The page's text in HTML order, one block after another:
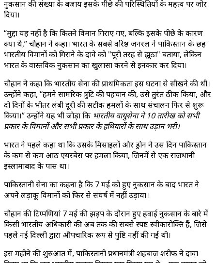
नुकसान की संख्या के बजाय इसके पीछे की परिस्थितियों के महत्व पर जोर
दिया।
“मुद्दा यह नहीं है कि कितने विमान गिराए गए, बल्कि इसके पीछे के कारण
क्या थे,” चौहान ने कहा। भारत के सबसे वरिष्ठ जनरल ने पाकिस्तान के छह
भारतीय विमानों को गिराने के दावे को "पूरी तरह से झूठा" बताया, लेकिन
भारत के वास्तविक नुकसान का खुलासा करने से इनकार कर दिया।
चौहान ने कहा कि भारतीय सेना की प्राथमिकता इस घटना से सीखने की थी।
उन्होंने कहा, “हमने सामरिक त्रुटि की पहचान की, उसे तुरंत ठीक किया, और
दो दिनों के भीतर लंबी दूरी की सटीक हमलों के साथ संचालन फिर से शुरू
किया।” उन्होंने यह भी जोड़ा कि भारतीय वायुसेना ने 10 तारीख को सभी
प्रकार के विमानों और सभी प्रकार के हथियारों के साथ उड़ान भरी।
भारत ने पहले कहा था कि उसके मिसाइलों और ड्रोन ने उस दिन पाकिस्तान
के कम से कम आठ एयरबेस पर हमला किया, जिनमें से एक राजधानी
इस्लामाबाद के पास था।
पाकिस्तानी सेना का कहना है कि 7 मई को हुए नुकसान के बाद भारत ने
अपने लड़ाकू विमानों को फिर से संघर्ष में नहीं उड़ाया।
चौहान की टिप्पणियां 7 मई की झड़प के दौरान हुए हवाई नुकसान के बारे में
किसी भारतीय अधिकारी की अब तक की सबसे स्पष्ट स्वीकारोक्ति हैं, जिसे
पहले नई दिल्ली द्वारा औपचारिक रूप से पुष्टि नहीं की गई थी।
इस महीने की शुरुआत में, पाकिस्तानी प्रधानमंत्री शहबाज शरीफ ने दावा